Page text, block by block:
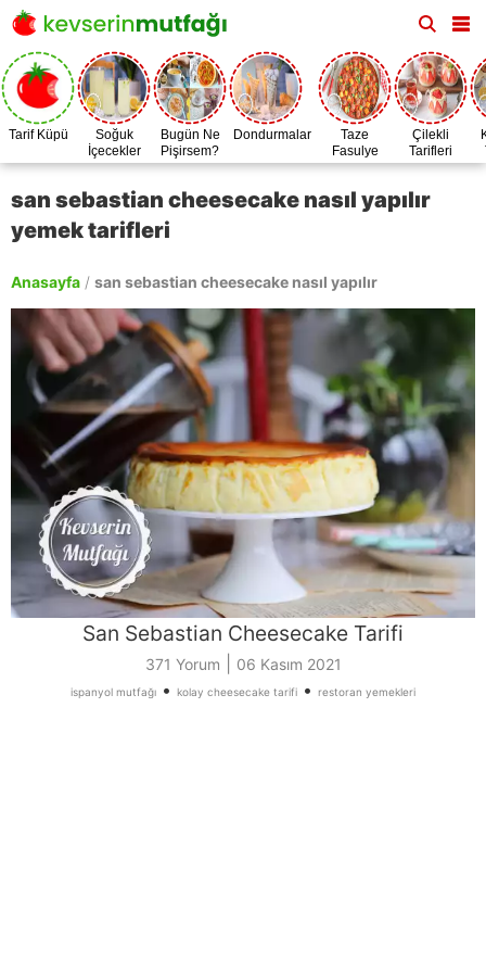
Tarif Küpü
Soğuk
İçecekler
Bugün Ne
Pişirsem?
Dondurmalar
Taze
Fasulye
Zamanı
Çilekli
Tarifleri
san sebastian cheesecake nasıl yapılır
yemek tarifleri
Anasayfa / san sebastian cheesecake nasıl yapılır
San Sebastian Cheesecake Tarifi
371 Yorum 06 Kasım 2021
ispanyol mutfağı • kolay cheesecake tarifi • restoran yemekleri